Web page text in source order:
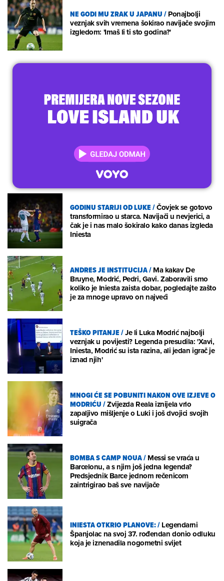
NE GODI MU ZRAK U JAPANU/Ponajbolji
veznjak svih vremena šokirao navijače svojim
izgledom: 'Imaš li ti sto godina?'
GODINU STARIJI OD LUKE/Čovjek se gotovo
transformirao u starca. Navijači u nevjerici, a
čak je i nas malo šokiralo kako danas izgleda
Iniesta
ANDRES JE INSTITUCIJA/Ma kakav De
Bruyne, Modrić, Pedri, Gavi. Zaboravili smo
koliko je Iniesta zaista dobar, pogledajte zašto
je za mnoge upravo on najveći
TEŠKO PITANJE/Je li Luka Modrić najbolji
veznjak u povijesti? Legenda presudila: 'Xavi,
Iniesta, Modrić su ista razina, ali jedan igrač je
iznad njih'
MNOGI ĆE SE POBUNITI NAKON OVE IZJEVE O
MODRIĆU/Zvijezda Reala iznijela vrlo
zapaljivo mišljenje o Luki i još dvojici svojih
suigrača
BOMBA S CAMP NOUA/Messi se vraća u
Barcelonu, a s njim još jedna legenda?
Predsjednik Barce jednom rečenicom
zaintrigirao baš sve navijače
INIESTA OTKRIO PLANOVE:/Legendarni
Španjolac na svoj 37. rođendan donio odluku
koja je iznenadila nogometni svijet